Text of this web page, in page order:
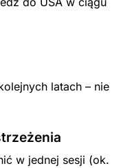
latach – nie
w jednej sesji (ok.